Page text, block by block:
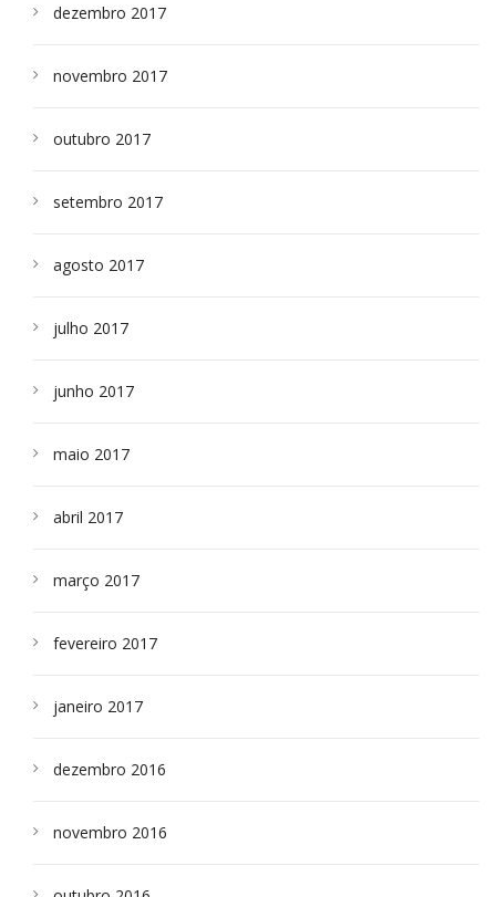
dezembro 2017
novembro 2017
outubro 2017
setembro 2017
agosto 2017
julho 2017
junho 2017
maio 2017
abril 2017
março 2017
fevereiro 2017
janeiro 2017
dezembro 2016
novembro 2016